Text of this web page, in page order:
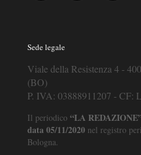
Sede legale
Viale della Resistenza 4 -
(BO)
P. IVA: 03888911207 -
Il periodico “LA
data 05/11/2020 nel registro
Bologna.